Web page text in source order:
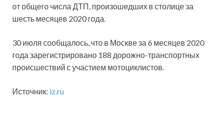
от общего числа ДТП, произошедших в столице за
шесть месяцев 2020 года.
30 июля сообщалось, что в Москве за 6 месяцев 2020
года зарегистрировано 188 дорожно-транспортных
происшествий с участием мотоциклистов.
Источник: iz.ru